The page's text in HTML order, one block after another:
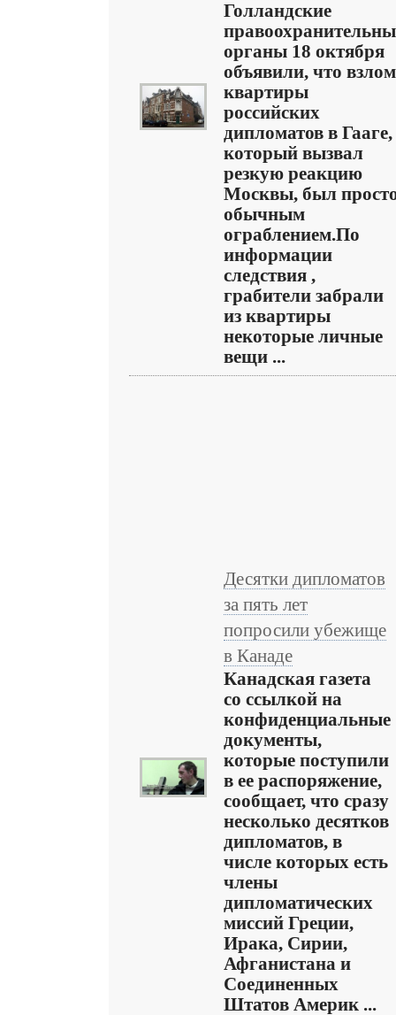
Голландские
органы 18 октября
объявили, что взлом
квартиры
российских
дипломатов в Гааге,
который вызвал
резкую реакцию
Москвы, был
обычным
ограблением.По
информации
следствия ,
грабители забрали
из квартиры
некоторые личные
вещи ...
Десятки дипломатов
за пять лет
попросили убежище
в Канаде
Канадская газета
со ссылкой на
конфиденциальные
документы,
которые поступили
в ее распоряжение,
сообщает, что сразу
несколько десятков
дипломатов, в
числе которых есть
члены
дипломатических
миссий Греции,
Ирака, Сирии,
Афганистана и
Соединенных
Штатов Америк ...